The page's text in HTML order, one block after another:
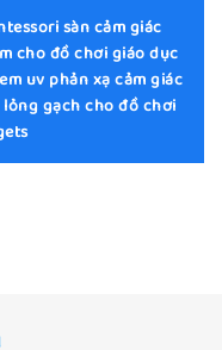
sàn cảm giác
cho đồ chơi giáo dục
uv phản xạ cảm giác
lỏng gạch cho đồ chơi